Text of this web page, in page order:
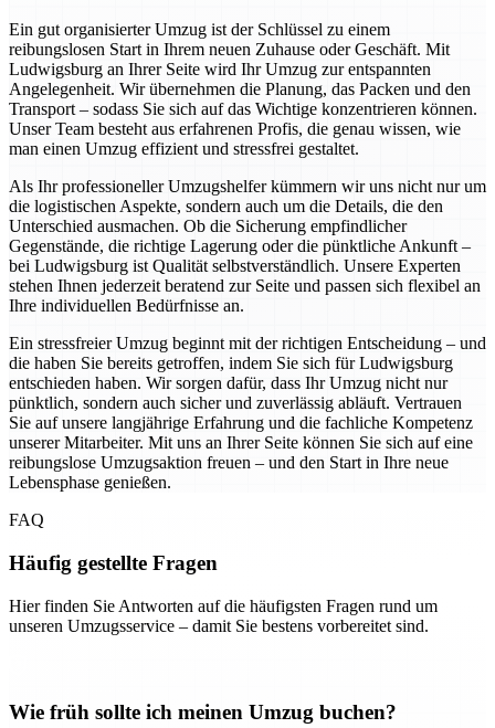
Ein gut organisierter Umzug ist der Schlüssel zu einem
reibungslosen Start in Ihrem neuen Zuhause oder Geschäft. Mit
Ludwigsburg an Ihrer Seite wird Ihr Umzug zur entspannten
Angelegenheit. Wir übernehmen die Planung, das Packen und den
Transport – sodass Sie sich auf das Wichtige konzentrieren können.
Unser Team besteht aus erfahrenen Profis, die genau wissen, wie
man einen Umzug effizient und stressfrei gestaltet.
Als Ihr professioneller Umzugshelfer kümmern wir uns nicht nur um
die logistischen Aspekte, sondern auch um die Details, die den
Unterschied ausmachen. Ob die Sicherung empfindlicher
Gegenstände, die richtige Lagerung oder die pünktliche Ankunft –
bei Ludwigsburg ist Qualität selbstverständlich. Unsere Experten
stehen Ihnen jederzeit beratend zur Seite und passen sich flexibel an
Ihre individuellen Bedürfnisse an.
Ein stressfreier Umzug beginnt mit der richtigen Entscheidung – und
die haben Sie bereits getroffen, indem Sie sich für Ludwigsburg
entschieden haben. Wir sorgen dafür, dass Ihr Umzug nicht nur
pünktlich, sondern auch sicher und zuverlässig abläuft. Vertrauen
Sie auf unsere langjährige Erfahrung und die fachliche Kompetenz
unserer Mitarbeiter. Mit uns an Ihrer Seite können Sie sich auf eine
reibungslose Umzugsaktion freuen – und den Start in Ihre neue
Lebensphase genießen.
FAQ
Häufig gestellte Fragen
Hier finden Sie Antworten auf die häufigsten Fragen rund um
unseren Umzugsservice – damit Sie bestens vorbereitet sind.
Wie früh sollte ich meinen Umzug buchen?